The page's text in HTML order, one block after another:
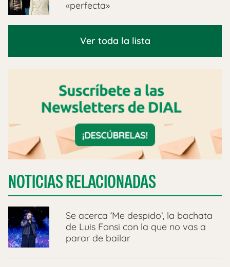
«perfecta»
Ver toda la lista
NOTICIAS RELACIONADAS
Se acerca ‘Me despido’, la bachata
de Luis Fonsi con la que no vas a
parar de bailar